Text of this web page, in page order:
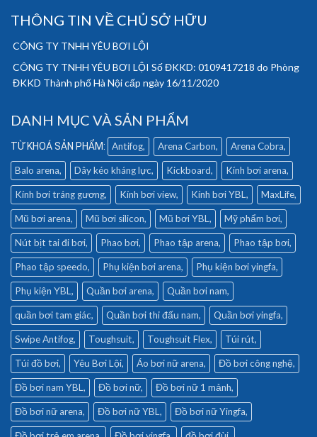
THÔNG TIN VỀ CHỦ SỞ HỮU
CÔNG TY TNHH YÊU BƠI LỘI
CÔNG TY TNHH YÊU BƠI LỘI Số ĐKKD: 0109417218 do Phòng
ĐKKD Thành phố Hà Nội cấp ngày 16/11/2020
DANH MỤC VÀ SẢN PHẨM
Antifog Arena Carbon Arena Cobra
Balo arena Dây kéo kháng lực Kickboard Kính bơi arena
Kính bơi tráng gương Kính bơi view Kính bơi YBL MaxLife
Mũ bơi arena Mũ bơi silicon Mũ bơi YBL Mỹ phẩm bơi
Nút bịt tai đi bơi Phao bơi Phao tập arena Phao tập bơi
Phao tập speedo Phụ kiện bơi arena Phụ kiện bơi yingfa
Phụ kiện YBL Quần bơi arena Quần bơi nam
quần bơi tam giác Quần bơi thi đấu nam Quần bơi yingfa
Swipe Antifog Toughsuit Toughsuit Flex Túi rút
Túi đồ bơi Yêu Bơi Lội Áo bơi nữ arena Đồ bơi công nghệ
Đồ bơi nam YBL Đồ bơi nữ Đồ bơi nữ 1 mảnh
Đồ bơi nữ arena Đồ bơi nữ YBL Đồ bơi nữ Yingfa